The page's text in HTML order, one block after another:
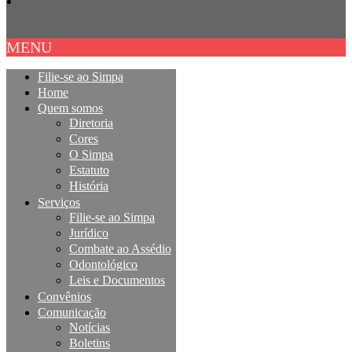
MENU
Filie-se ao Simpa
Home
Quem somos
Diretoria
Cores
O Simpa
Estatuto
História
Serviços
Filie-se ao Simpa
Jurídico
Combate ao Assédio
Odontológico
Leis e Documentos
Convênios
Comunicação
Notícias
Boletins